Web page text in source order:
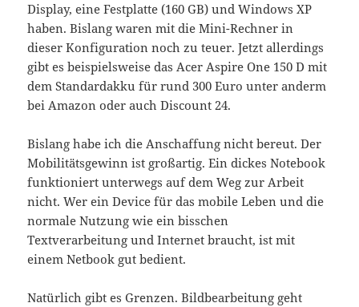
Display, eine Festplatte (160 GB) und Windows XP
haben. Bislang waren mit die Mini-Rechner in
dieser Konfiguration noch zu teuer. Jetzt allerdings
gibt es beispielsweise das Acer Aspire One 150 D mit
dem Standardakku für rund 300 Euro unter anderm
bei Amazon oder auch Discount 24.
Bislang habe ich die Anschaffung nicht bereut. Der
Mobilitätsgewinn ist großartig. Ein dickes Notebook
funktioniert unterwegs auf dem Weg zur Arbeit
nicht. Wer ein Device für das mobile Leben und die
normale Nutzung wie ein bisschen
Textverarbeitung und Internet braucht, ist mit
einem Netbook gut bedient.
Natürlich gibt es Grenzen. Bildbearbeitung geht